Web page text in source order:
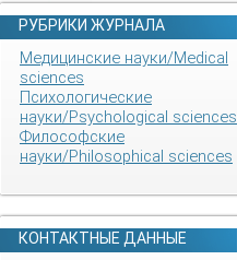
РУБРИКИ ЖУРНАЛА
Медицинские науки/Medical
sciences
Психологические
науки/Psychological sciences
Философские
науки/Philosophical sciences
КОНТАКТНЫЕ ДАННЫЕ